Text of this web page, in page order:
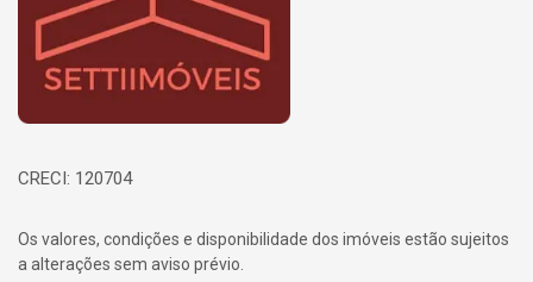
CRECI: 120704
Os valores, condições e disponibilidade dos imóveis estão sujeitos
a alterações sem aviso prévio.